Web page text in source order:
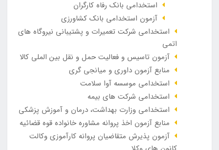
استخدامی بانک رفاه کارگران
آزمون استخدامی بانک کشاورزی
استخدامی شرکت تعمیرات و پشتیبانی نیروگاه های
اتمی
آزمون تاسیس و فعالیت حمل و نقل بین الملی کالا
منابع آزمون داوری و میانجی گری
استخدامی موسسه آوا سلامت
استخدامی شرکت های بیمه
استخدامی وزارت بهداشت، درمان و آموزش پزشکی
منابع آزمون اخذ پروانه مشاوره خانواده قوه قضائیه
آزمون پذیرش متقاضیان پروانه کارآموزی وکالت